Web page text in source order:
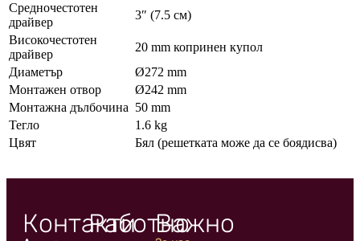
Средночестотен
драйвер
3″ (7.5 см)
Високочестотен
драйвер
20 mm копринен купол
Диаметър
Ø272 mm
Монтажен отвор
Ø242 mm
Монтажна дълбочина 50 mm
Тегло
1.6 kg
Цвят
Бял (решетката може да се боядисва)
КонтактиРаботноВажно